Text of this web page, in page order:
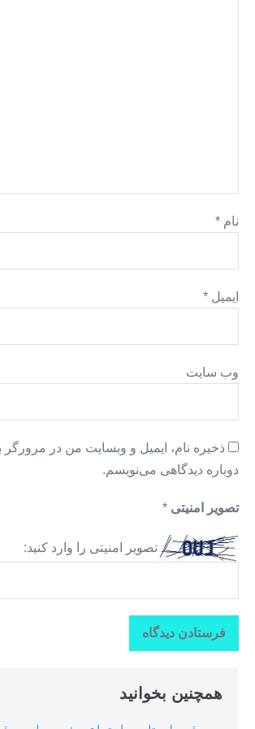
نام *
ایمیل *
وب‌ سایت
ذخیره نام، ایمیل و وبسایت من در مرورگر
دوباره دیدگاهی می‌نویسم.
تصویر امنیتی *
تصویر امنیتی را وارد کنید:
همچنین بخوانید